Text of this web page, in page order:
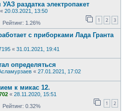
раздатка электропакет
« 20.03.2021, 13:50
1 2 3
Рейтинг: 1.26%
с приборками Лада Гранта
« 31.01.2021, 19:41
определяться
« 27.01.2021, 17:02
к микас 12.
« 28.11.2020, 15:51
1 2
Рейтинг: 0.32%